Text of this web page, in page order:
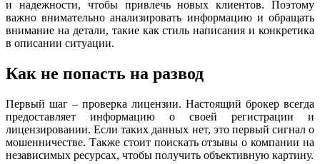
и надежности, чтобы привлечь новых клиентов. Поэтому
важно внимательно анализировать информацию и обращать
внимание на детали, такие как стиль написания и конкретика
в описании ситуации.
Как не попасть на развод
Первый шаг – проверка лицензии. Настоящий брокер всегда
предоставляет информацию о своей регистрации и
лицензировании. Если таких данных нет, это первый сигнал о
мошенничестве. Также стоит поискать отзывы о компании на
независимых ресурсах, чтобы получить объективную картину.